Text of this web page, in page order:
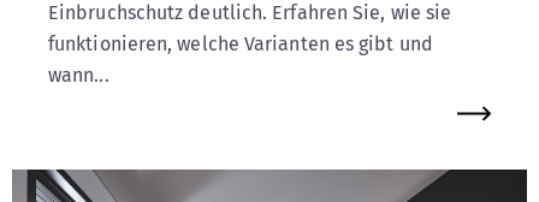
Einbruchschutz deutlich. Erfahren Sie, wie sie
funktionieren, welche Varianten es gibt und
wann...